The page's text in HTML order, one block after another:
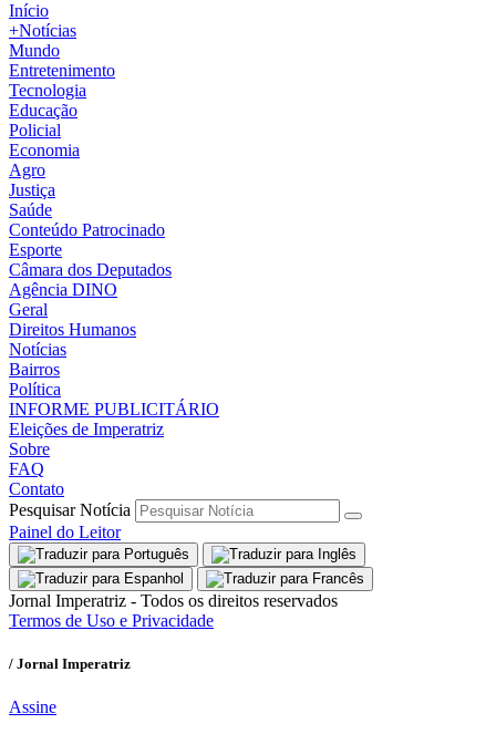
Início
+Notícias
Mundo
Entretenimento
Tecnologia
Educação
Policial
Economia
Agro
Justiça
Saúde
Conteúdo Patrocinado
Esporte
Câmara dos Deputados
Agência DINO
Geral
Direitos Humanos
Notícias
Bairros
Política
INFORME PUBLICITÁRIO
Eleições de Imperatriz
Sobre
FAQ
Contato
Pesquisar Notícia
Painel do Leitor
Jornal Imperatriz - Todos os direitos reservados
Termos de Uso e Privacidade
/ Jornal Imperatriz
Assine